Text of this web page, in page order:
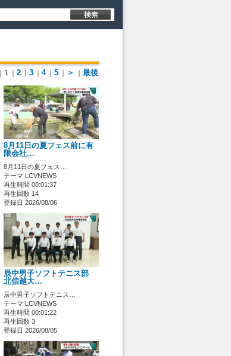
｜1 2 3 4 5 ＞ 最後
8月11日の夏フェス前に有
限会社…
8月11日の夏フェス…
テーマ LCVNEWS
再生時間 00:01:37
再生回数 14
登録日 2026/08/06
辰中男子ソフトテニス部
北信越大…
辰中男子ソフトテニス…
テーマ LCVNEWS
再生時間 00:01:22
再生回数 3
登録日 2026/08/05